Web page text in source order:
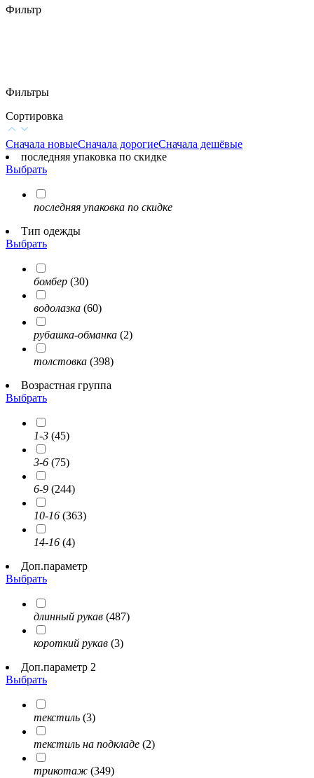
Фильтр
Фильтры
Сортировка
Сначала новыеСначала дорогиеСначала дешёвые
последняя упаковка по скидке
Выбрать
последняя упаковка по скидке
Тип одежды
Выбрать
бомбер (30)
водолазка (60)
рубашка-обманка (2)
толстовка (398)
Возрастная группа
Выбрать
1-3 (45)
3-6 (75)
6-9 (244)
10-16 (363)
14-16 (4)
Доп.параметр
Выбрать
длинный рукав (487)
короткий рукав (3)
Доп.параметр 2
Выбрать
текстиль (3)
текстиль на подкладе (2)
трикотаж (349)